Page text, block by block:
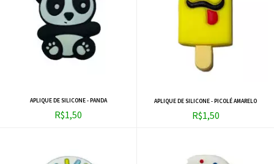
APLIQUE DE SILICONE - PANDA
R$1,50
APLIQUE DE SILICONE - PICOLÉ AMARELO
R$1,50